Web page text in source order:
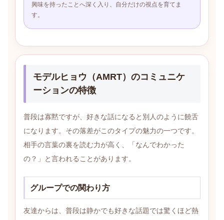
興味を持ったことへ深く入り、自分だけの視点を育てま
す。
モデルヒョウ（AMRT）のコミュニケ
ーションの特徴
普段は寡黙ですが、好きな話になると別人のように饒舌
になります。その落差がこのタイプの魅力の一つです。
相手の言葉の裏を読む力が高く、「なんでわかった
の？」と言われることがあります。
グループでの関わり方
友達からは、普段は静かでも好きな話題では驚くほど熱